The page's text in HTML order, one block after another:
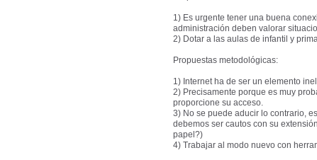
1) Es urgente tener una buena
administración deben valorar
2) Dotar a las aulas de infantil y
Propuestas metodológicas:
1) Internet ha de ser un elemento
2) Precisamente porque es muy
proporcione su acceso.
3) No se puede aducir lo contrario,
debemos ser cautos con su
papel?)
4) Trabajar al modo nuevo con